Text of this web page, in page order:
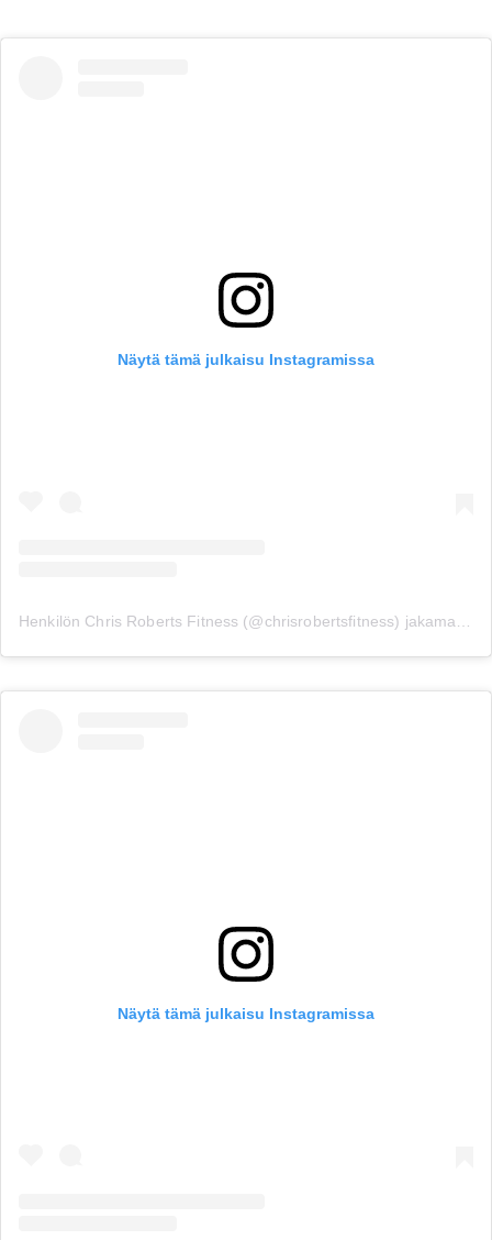
Näytä tämä julkaisu Instagramissa
Henkilön Chris Roberts Fitness (@chrisrobertsfitness) jakama julkaisu
Näytä tämä julkaisu Instagramissa